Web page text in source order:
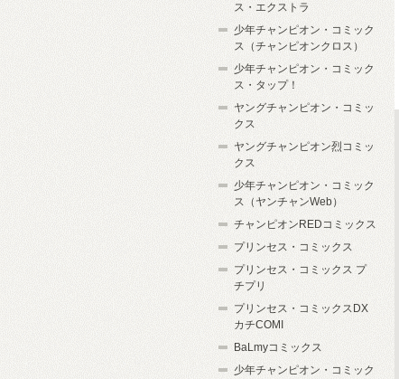
ス・エクストラ
少年チャンピオン・コミック
ス（チャンピオンクロス）
少年チャンピオン・コミック
ス・タップ！
ヤングチャンピオン・コミッ
クス
ヤングチャンピオン烈コミッ
クス
少年チャンピオン・コミック
ス（ヤンチャンWeb）
チャンピオンREDコミックス
プリンセス・コミックス
プリンセス・コミックス プ
チプリ
プリンセス・コミックスDX
カチCOMI
BaLmyコミックス
少年チャンピオン・コミック